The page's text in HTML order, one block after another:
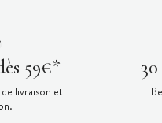
59€*
livraison et